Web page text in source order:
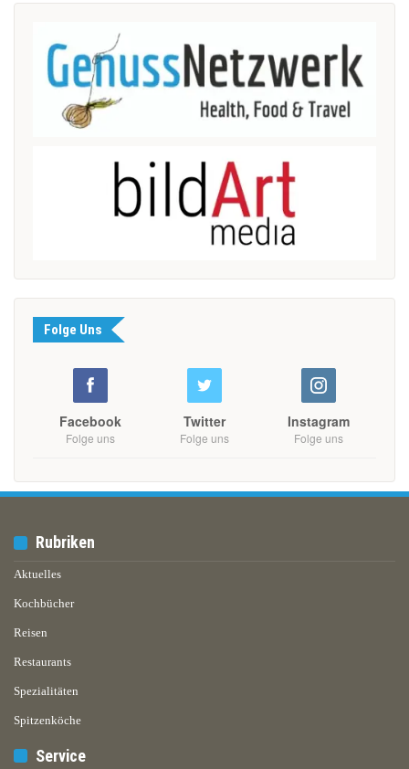
Folge Uns
Facebook
Folge uns
Twitter
Folge uns
Instagram
Folge uns
Rubriken
Aktuelles
Kochbücher
Reisen
Restaurants
Spezialitäten
Spitzenköche
Service